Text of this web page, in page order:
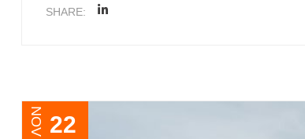
SHARE:
22
NOV